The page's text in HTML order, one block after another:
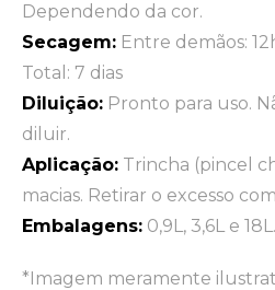
Dependendo da cor.
Secagem: Entre demãos:
Total: 7 dias
Diluição: Pronto para uso.
diluir.
Aplicação: Trincha (pincel
macias. Retirar o excesso
Embalagens: 0,9L, 3,6L e 18L.
*Imagem meramente